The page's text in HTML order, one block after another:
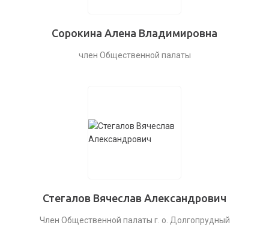
Сорокина Алена Владимировна
член Общественной палаты
Стегалов Вячеслав Александрович
Член Общественной палаты г. о. Долгопрудный